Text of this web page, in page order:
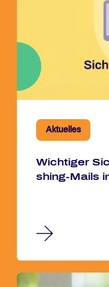
Aktuelles
Wich­ti­ger
shing-Mails